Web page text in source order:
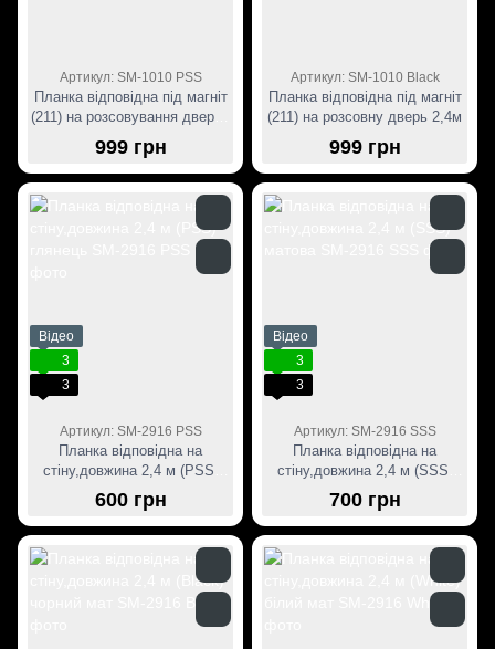
Артикул: SM-1010 PSS
Планка відповідна під магніт
(211) на розсовування дверей
2,4м
999 грн
Артикул: SM-1010 Black
Планка відповідна під магніт
(211) на розсовну дверь 2,4м
999 грн
Відео
3
3
Артикул: SM-2916 PSS
Планка відповідна на
стіну,довжина 2,4 м (PSS)
глянець
600 грн
Відео
3
3
Артикул: SM-2916 SSS
Планка відповідна на
стіну,довжина 2,4 м (SSS)
матова
700 грн